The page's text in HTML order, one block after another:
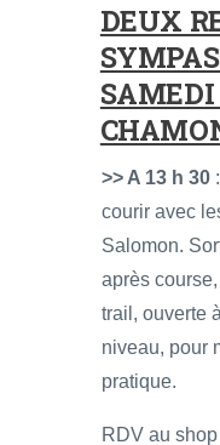
DEUX
>> A 13 h 30
courir avec
Salomon.
après
trail, ouverte
niveau, pour
pratique.
RDV au